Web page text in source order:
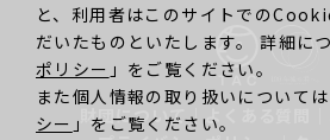
財団について｜よくある質問
と、利用者はこのサイトでの
だいたものといたします。 詳細に
ポリシー 」をご覧ください。
また個人情報の取り扱いについて
シー 」をご覧ください。